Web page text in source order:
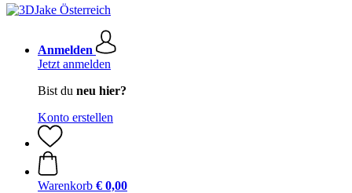
Anmelden
Jetzt anmelden
Bist du neu hier?
Konto erstellen
Warenkorb € 0,00